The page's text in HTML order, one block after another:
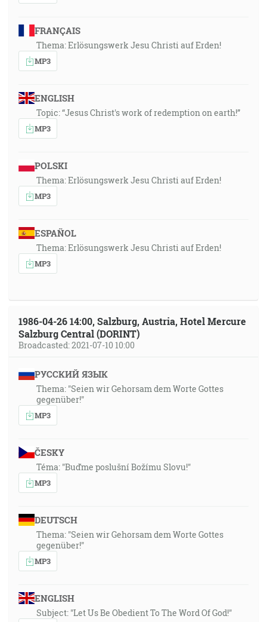
FRANÇAIS
Thema: Erlösungswerk Jesu Christi auf Erden!
MP3
ENGLISH
Topic: “Jesus Christ's work of redemption on earth!”
MP3
POLSKI
Thema: Erlösungswerk Jesu Christi auf Erden!
MP3
ESPAÑOL
Thema: Erlösungswerk Jesu Christi auf Erden!
MP3
1986-04-26 14:00, Salzburg, Austria, Hotel Mercure
Salzburg Central (DORINT)
Broadcasted: 2021-07-10 10:00
РУССКИЙ ЯЗЫК
Thema: "Seien wir Gehorsam dem Worte Gottes
gegenüber!"
MP3
ČESKY
Téma: "Buďme poslušní Božímu Slovu!"
MP3
DEUTSCH
Thema: "Seien wir Gehorsam dem Worte Gottes
gegenüber!"
MP3
ENGLISH
Subject: "Let Us Be Obedient To The Word Of God!"